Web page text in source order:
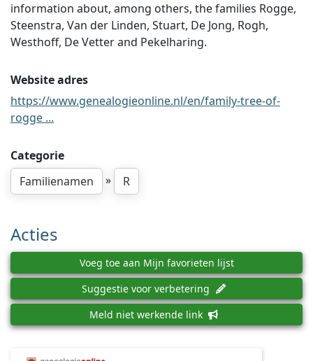
information about, among others, the families Rogge,
Steenstra, Van der Linden, Stuart, De Jong, Rogh,
Westhoff, De Vetter and Pekelharing.
Website adres
https://www.genealogieonline.nl/en/family-tree-of-
rogge ...
Categorie
Familienamen
» R
Acties
Voeg toe aan Mijn favorieten lijst
Suggestie voor verbetering
Meld niet werkende link